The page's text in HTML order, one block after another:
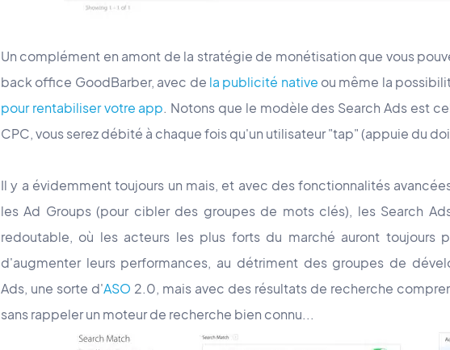
Un complément en amont de la stratégie de monétisation que vous
back office GoodBarber, avec de la publicité native ou même la
pour rentabiliser votre app. Notons que le modèle des Search Ads est
CPC, vous serez débité à chaque fois qu'un utilisateur "tap" (appuie du
Il y a évidemment toujours un mais, et avec des fonctionnalités
les Ad Groups (pour cibler des groupes de mots clés), les Search
redoutable, où les acteurs les plus forts du marché auront toujours
d'augmenter leurs performances, au détriment des groupes de
Ads, une sorte d'ASO 2.0, mais avec des résultats de recherche
sans rappeler un moteur de recherche bien connu...